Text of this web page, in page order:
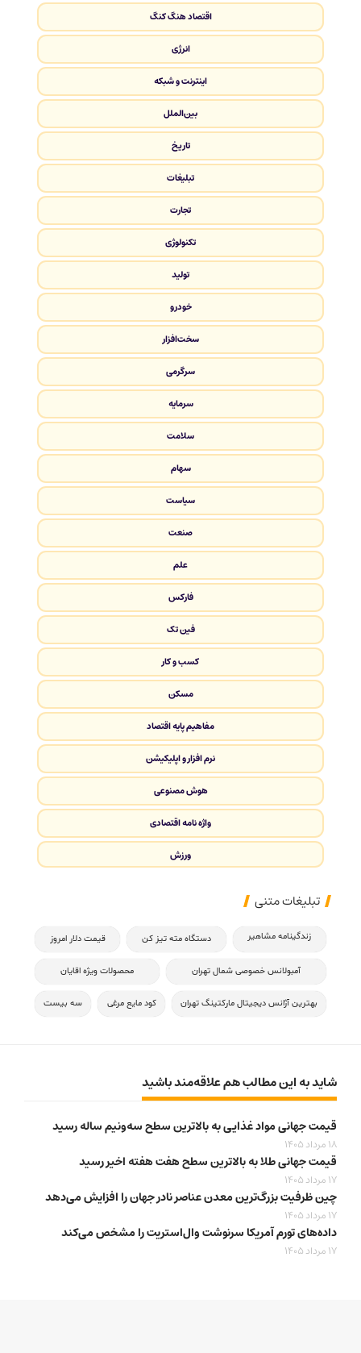
اقتصاد هنگ کنگ
انرژی
اینترنت و شبکه
بین‌الملل
تاریخ
تبلیغات
تجارت
تکنولوژی
تولید
خودرو
سخت‌افزار
سرگرمی
سرمایه
سلامت
سهام
سیاست
صنعت
علم
فارکس
فین تک
کسب و کار
مسکن
مفاهیم پایه اقتصاد
نرم افزار و اپلیکیشن
هوش مصنوعی
واژه نامه اقتصادی
ورزش
تبلیغات متنی
زندگینامه مشاهیر دستگاه مته تیز کن قیمت دلار امروز
آمبولانس خصوصی شمال تهران محصولات ویژه اقایان
بهترین آژانس دیجیتال مارکتینگ تهران کود مایع مرغی سه بیست
شاید به این مطالب هم علاقه‌مند باشید
قیمت جهانی مواد غذایی به بالاترین سطح سه‌ونیم ساله رسید
18 مرداد 1405
قیمت جهانی طلا به بالاترین سطح هفت هفته اخیر رسید
17 مرداد 1405
چین ظرفیت بزرگ‌ترین معدن عناصر نادر جهان را افزایش می‌دهد
17 مرداد 1405
داده‌های تورم آمریکا سرنوشت وال‌استریت را مشخص می‌کند
17 مرداد 1405